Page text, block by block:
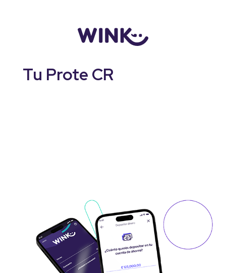
Logo
Tu Prote CR